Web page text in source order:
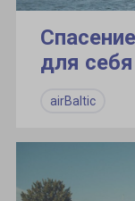
для
airBaltic